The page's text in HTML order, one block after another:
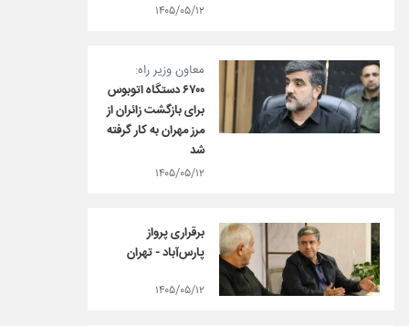
۱۴۰۵/۰۵/۱۲
معاون وزیر راه:
۶۷۰۰ دستگاه اتوبوس
برای بازگشت زائران از
مرز مهران به کار گرفته
شد
۱۴۰۵/۰۵/۱۲
برقراری پرواز
پارس‌آباد - تهران
۱۴۰۵/۰۵/۱۲